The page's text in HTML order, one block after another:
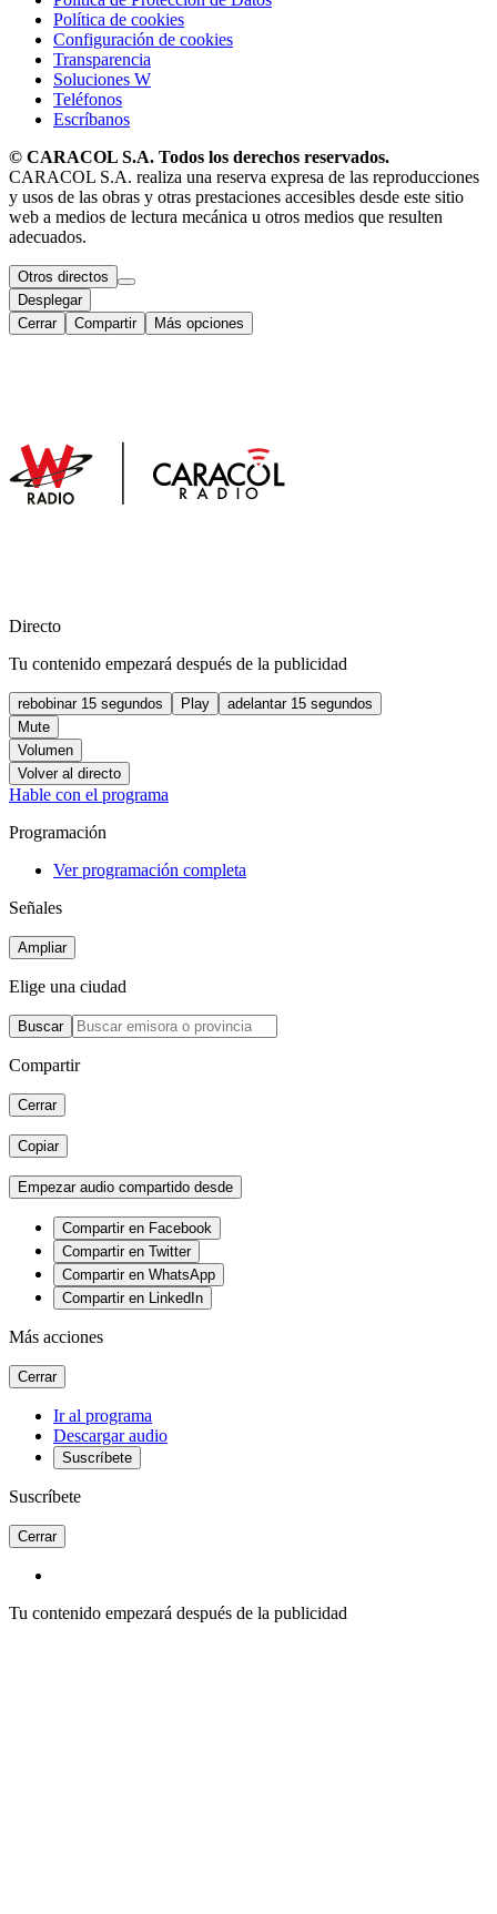
Política de cookies
Configuración de cookies
Transparencia
Soluciones W
Teléfonos
Escríbanos
© CARACOL S.A. Todos los derechos reservados.
CARACOL S.A. realiza una reserva expresa de las reproducciones
y usos de las obras y otras prestaciones accesibles desde este sitio
web a medios de lectura mecánica u otros medios que resulten
adecuados.
Otros directos
Desplegar
Cerrar
Compartir Más opciones
Directo
Tu contenido empezará después de la publicidad
rebobinar 15 segundos Play
adelantar 15 segundos
Mute
Volumen
Volver al directo
Hable con el programa
Programación
Ver programación completa
Señales
Ampliar
Elige una ciudad
Buscar
Compartir
Cerrar
Copiar
Empezar audio compartido desde
Compartir en Facebook
Compartir en Twitter
Compartir en WhatsApp
Compartir en LinkedIn
Más acciones
Cerrar
Ir al programa
Descargar audio
Suscríbete
Suscríbete
Cerrar
Tu contenido empezará después de la publicidad